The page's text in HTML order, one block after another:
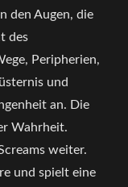
den Augen, die
des
Peripherien,
und
an. Die
Wahrheit.
weiter.
und spielt eine